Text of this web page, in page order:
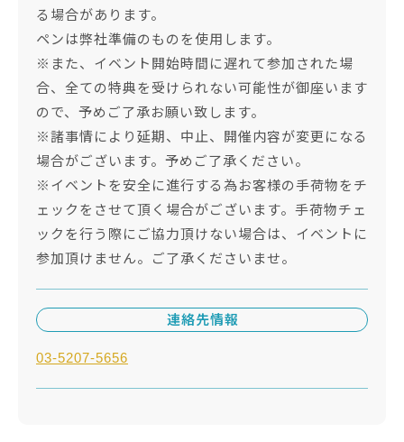
る場合があります。
ペンは弊社準備のものを使用します。
※また、イベント開始時間に遅れて参加された場
合、全ての特典を受けられない可能性が御座います
ので、予めご了承お願い致します。
※諸事情により延期、中止、開催内容が変更になる
場合がございます。予めご了承ください。
※イベントを安全に進行する為お客様の手荷物をチ
ェックをさせて頂く場合がございます。手荷物チェ
ックを行う際にご協力頂けない場合は、イベントに
参加頂けません。ご了承くださいませ。
連絡先情報
03-5207-5656